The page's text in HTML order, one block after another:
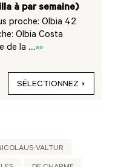
à par semaine)
proche: Olbia 42
Olbia Costa
de la ....»»
SÉLECTIONNEZ
VALTUR